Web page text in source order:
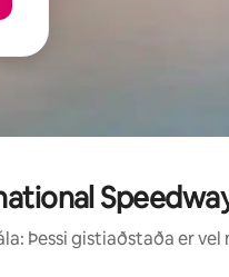
Þessi gistiaðstaða er